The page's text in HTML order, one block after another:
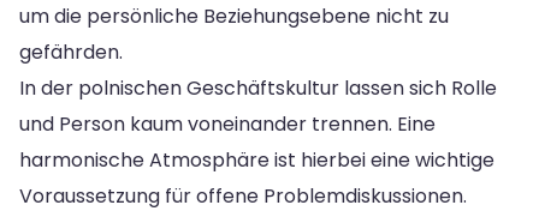
um die persönliche Beziehungsebene nicht zu
gefährden.
In der polnischen Geschäftskultur lassen sich Rolle
und Person kaum voneinander trennen. Eine
harmonische Atmosphäre ist hierbei eine wichtige
Voraussetzung für offene Problemdiskussionen.